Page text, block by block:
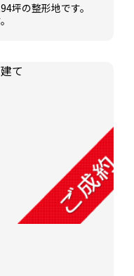
坪の整形地です。